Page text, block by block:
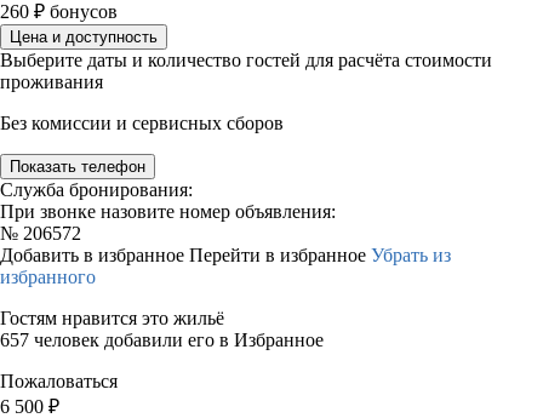
260 ₽ бонусов
Цена и доступность
Выберите даты и количество гостей для расчёта стоимости
проживания
Без комиссии и сервисных сборов
Показать телефон
Служба бронирования:
При звонке назовите номер объявления:
№ 206572
Добавить в избранное Перейти в избранное Убрать из
избранного
Гостям нравится это жильё
657 человек добавили его в Избранное
Пожаловаться
6 500 ₽